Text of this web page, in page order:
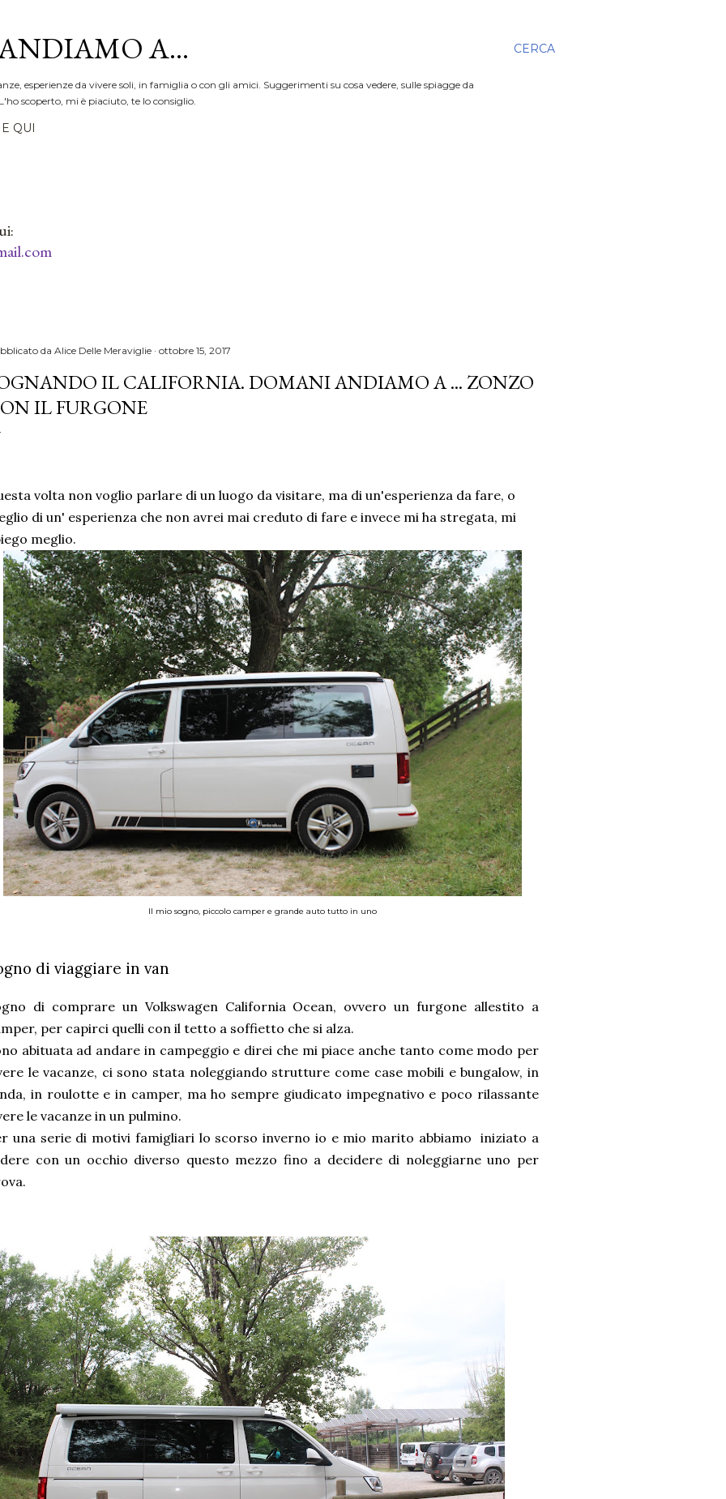
CERCA
A...
esperienze da vivere soli, in famiglia o con gli amici. Suggerimenti su cosa vedere, sulle spiagge da
scoperto, mi è piaciuto, te lo consiglio.
QUI
da Alice Delle Meraviglie ottobre 15, 2017
IL CALIFORNIA. DOMANI ANDIAMO A ... ZONZO
IL FURGONE
volta non voglio parlare di un luogo da visitare, ma di un'esperienza da fare, o
di un' esperienza che non avrei mai creduto di fare e invece mi ha stregata, mi
meglio.
Il mio sogno, piccolo camper e grande auto tutto in uno
di viaggiare in van
di comprare un Volkswagen California Ocean, ovvero un furgone allestito a
per capirci quelli con il tetto a soffietto che si alza.
abituata ad andare in campeggio e direi che mi piace anche tanto come modo per
le vacanze, ci sono stata noleggiando strutture come case mobili e bungalow, in
in roulotte e in camper, ma ho sempre giudicato impegnativo e poco rilassante
le vacanze in un pulmino.
una serie di motivi famigliari lo scorso inverno io e mio marito abbiamo iniziato a
con un occhio diverso questo mezzo fino a decidere di noleggiarne uno per